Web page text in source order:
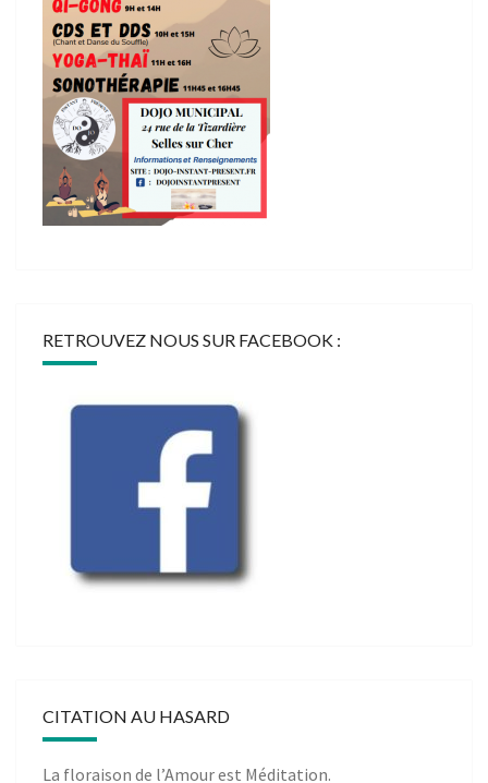
RETROUVEZ NOUS SUR FACEBOOK :
CITATION AU HASARD
La floraison de l’Amour est Méditation.